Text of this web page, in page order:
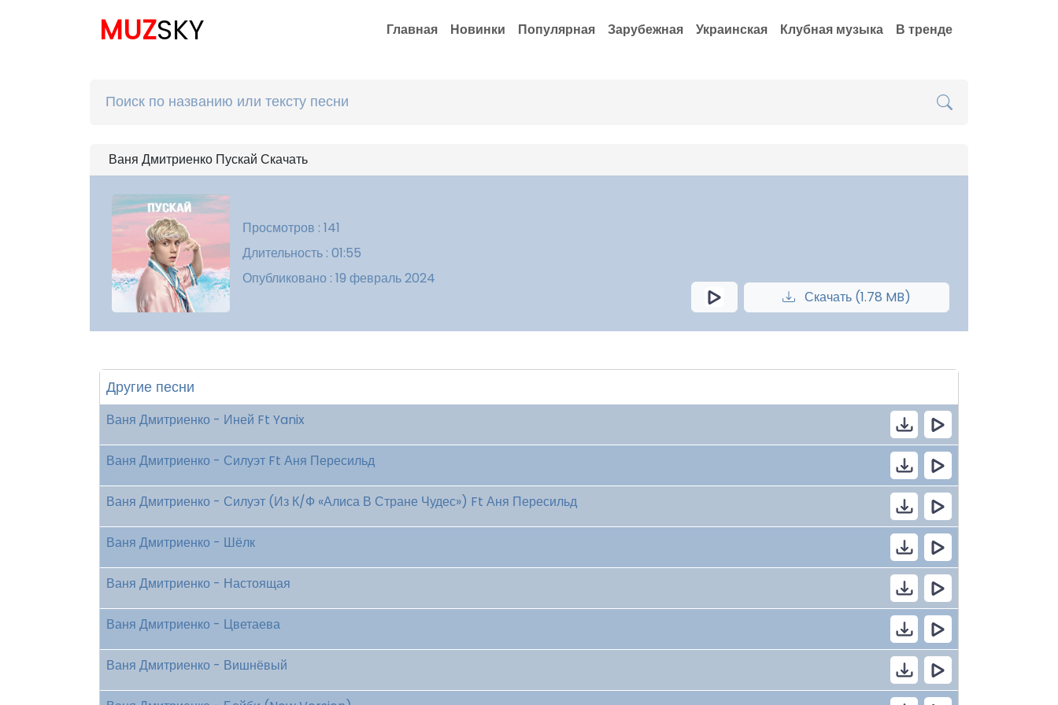
MUZSKY Главная Новинки Популярная Зарубежная Украинская Клубная музыка В тренде
Ваня Дмитриенко Пускай Скачать
Просмотров : 141
Длительность : 01:55
Опубликовано : 19 февраль 2024
Скачать (1.78 MB)
Другие песни
Ваня Дмитриенко - Иней Ft Yanix
Ваня Дмитриенко - Силуэт Ft Аня Пересильд
Ваня Дмитриенко - Силуэт (Из К/Ф «Алиса В Стране Чудес») Ft Аня Пересильд
Ваня Дмитриенко - Шёлк
Ваня Дмитриенко - Настоящая
Ваня Дмитриенко - Цветаева
Ваня Дмитриенко - Вишнёвый